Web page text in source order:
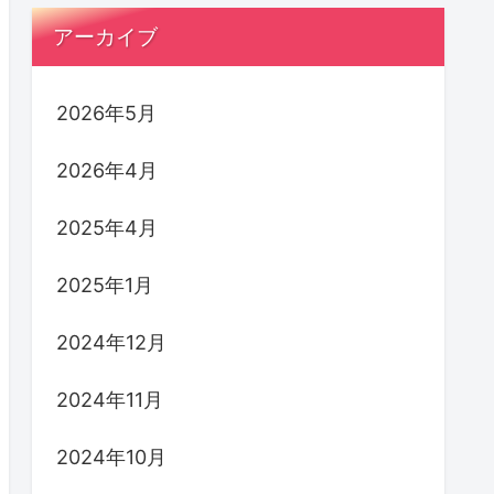
アーカイブ
2026年5月
2026年4月
2025年4月
2025年1月
2024年12月
2024年11月
2024年10月